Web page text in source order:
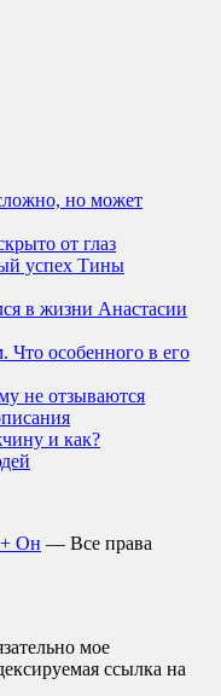
но может
от глаз
успех Тины
в жизни Анастасии
Что особенного в его
не отзываются
и как?
Он — Все права
мое
ссылка на